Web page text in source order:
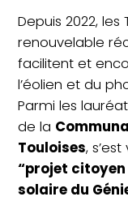
Depuis 2022,
renouvelable
facilitent et
l’éolien et du
Parmi les
de la
Touloises,
“projet
solaire du